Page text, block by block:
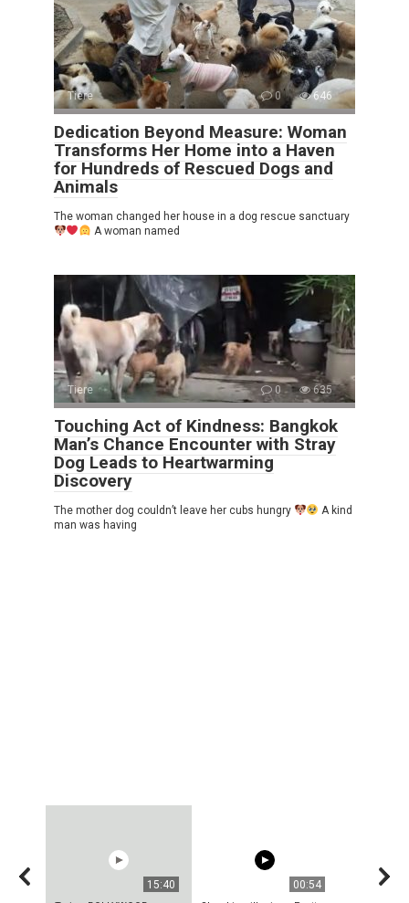
Tiere 0 646
Dedication Beyond Measure: Woman
Transforms Her Home into a Haven
for Hundreds of Rescued Dogs and
Animals
The woman changed her house in a dog rescue sanctuary
A woman named
Tiere 0 635
Touching Act of Kindness: Bangkok
Man’s Chance Encounter with Stray
Dog Leads to Heartwarming
Discovery
The mother dog couldn’t leave her cubs hungry
A kind
man was having
15:40 00:54